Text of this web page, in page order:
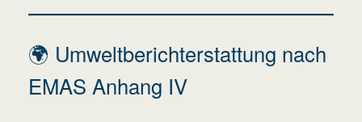
🌍 Umweltberichterstattung nach
EMAS Anhang IV